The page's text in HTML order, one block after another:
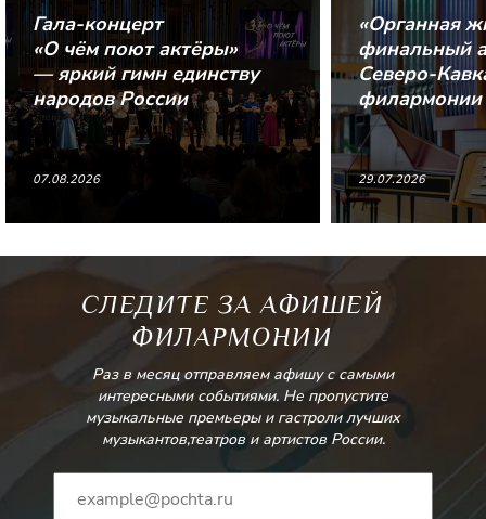
Гала-концерт
«О чём поют актёры»
— яркий гимн единству
народов России
07.08.2026
«Органная
финальный
Северо-
филармонии
29.07.2026
СЛЕДИТЕ ЗА АФИШЕЙ
ФИЛАРМОНИИ
Раз в месяц отправляем афишу с самыми
интересными событиями. Не пропустите
музыкальные премьеры и гастроли лучших
музыкантов,театров и артистов России.